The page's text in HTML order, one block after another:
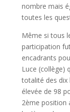
nombre mais
toutes les
Même si tous
participation
encadrants
Luce (collège)
totalité des dix
élevée de 98
2ème position